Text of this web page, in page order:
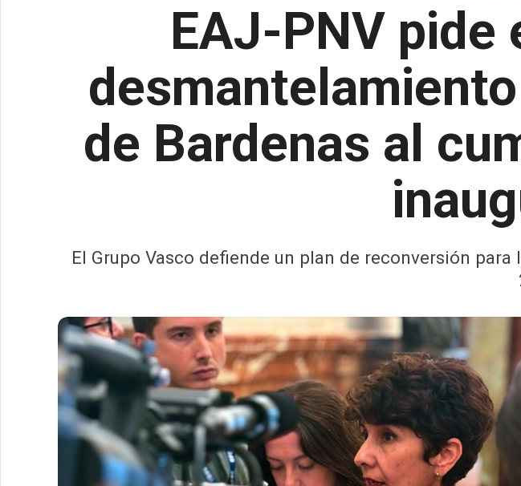
EAJ-PNV pide
de Bardenas al
El Grupo Vasco defiende un plan de reconversión